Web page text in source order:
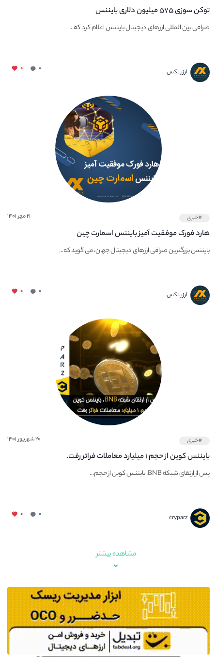
توکن سوزی ۵۷۵ میلیون دلاری بایننس
صرافی بین المللی ارزهای دیجیتال بایننس اعلام کرد که...
ارزینکس ۰ ۰
#خبری ۲۱ مهر ۱۴۰۱
هارد فورک موفقیت آمیز بایننس اسمارت چین
بایننس بزرگترین صرافی ارزهای دیجیتال جهان، می گوید که...
ارزینکس ۰ ۰
#خبری ۲۰ شهریور ۱۴۰۱
بایننس کوین از حجم ۱ میلیارد معاملات فراتر رفت.
پس از ارتقای شبکه BNB، بایننس کوین از حجم...
cryparz ۰ ۰
مشاهده بیشتر